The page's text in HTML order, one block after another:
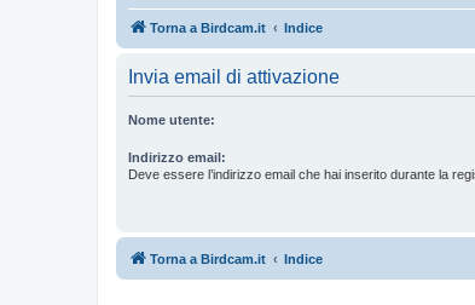
Torna a Birdcam.it Indice
Invia email di attivazione
Nome utente:
Indirizzo email:
Deve essere l’indirizzo email che hai inserito durante la
Torna a Birdcam.it Indice